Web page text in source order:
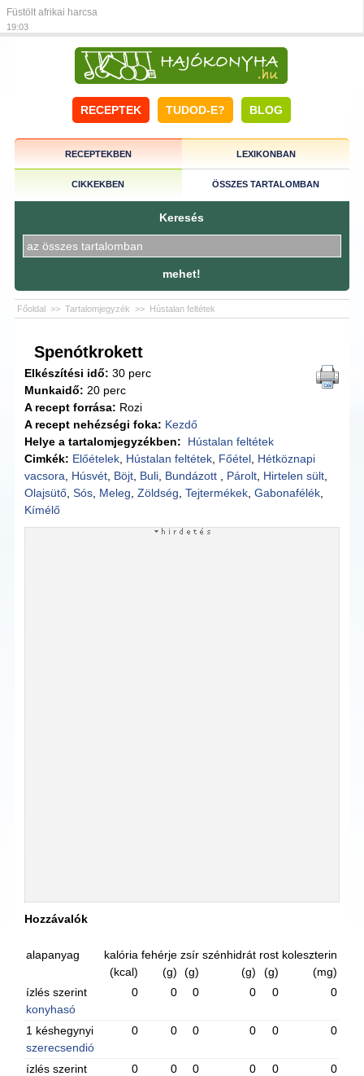
Füstölt afrikai harcsa
19:03
RECEPTEK TUDOD-E? BLOG
RECEPTEKBEN LEXIKONBAN
CIKKEKBEN ÖSSZES TARTALOMBAN
Keresés
mehet!
Főoldal >> Tartalomjegyzék >> Hústalan feltétek
Spenótkrokett
Elkészítési idő: 30 perc
Munkaidő: 20 perc
A recept forrása: Rozi
A recept nehézségi foka: Kezdő
Helye a tartalomjegyzékben:
Hústalan feltétek
Cimkék: Előételek Hústalan feltétek Főétel Hétköznapi
vacsora
Húsvét Böjt Buli Bundázott Párolt Hirtelen sült
Olajsütő ,Sós Meleg ,Zöldség ,Tejtermékek ,Gabonafélék
Kímélő
Hozzávalók
alapanyag
kalória
(kcal)
fehérje
(g)
zsír
(g)
szénhidrát
(g)
rost
(g)
koleszterin
(mg)
ízlés szerint
konyhasó
0 0 0 0 0 0
1 késhegynyi
szerecsendió
0 0 0 0 0 0
ízlés szerint
0 0 0 0 0 0